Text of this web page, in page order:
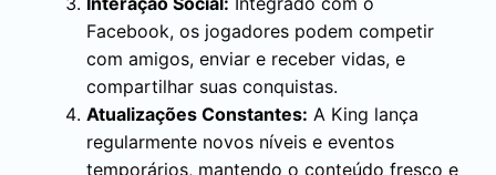
Facebook, os jogadores podem competir
com amigos, enviar e receber vidas, e
compartilhar suas conquistas.
Atualizações Constantes: A King lança
regularmente novos níveis e eventos
temporários, mantendo o conteúdo fresco e